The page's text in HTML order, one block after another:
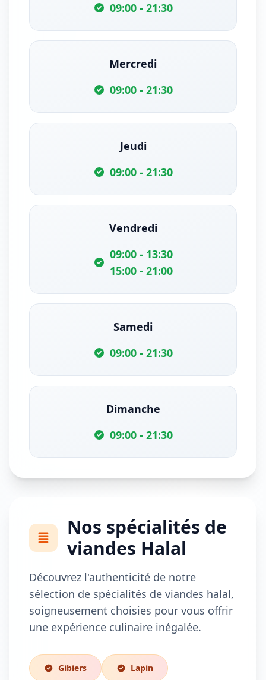
09:00 - 21:30
Mercredi
09:00 - 21:30
Jeudi
09:00 - 21:30
Vendredi
09:00 - 13:30
15:00 - 21:00
Samedi
09:00 - 21:30
Dimanche
09:00 - 21:30
Nos spécialités de
viandes Halal
Découvrez l'authenticité de notre
sélection de spécialités de viandes halal,
soigneusement choisies pour vous offrir
une expérience culinaire inégalée.
Gibiers Lapin